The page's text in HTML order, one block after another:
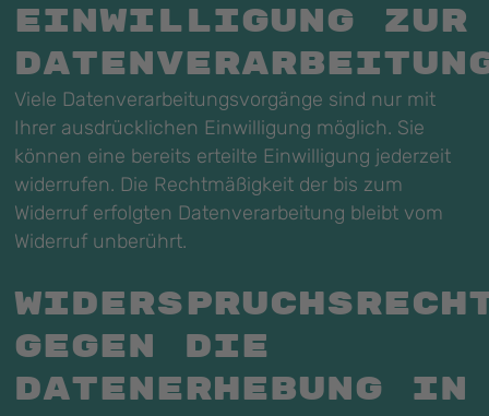
Einwilligung zur
Viele Datenverarbeitungsvorgänge sind nur mit
Ihrer ausdrücklichen Einwilligung möglich. Sie
können eine bereits erteilte Einwilligung jederzeit
widerrufen. Die Rechtmäßigkeit der bis zum
Widerruf erfolgten Datenverarbeitung bleibt vom
Widerruf unberührt.
gegen die
Datenerhebung in